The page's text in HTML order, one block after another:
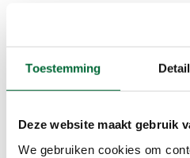
Toestemming
Deze website maakt gebruik
We gebruiken cookies om
Carbon is relatief duur,
opgevangen worden.
hebben dus baat bij
een zo hoog mogelijk
stijf zijn in de lengte
dwarskrachten slecht